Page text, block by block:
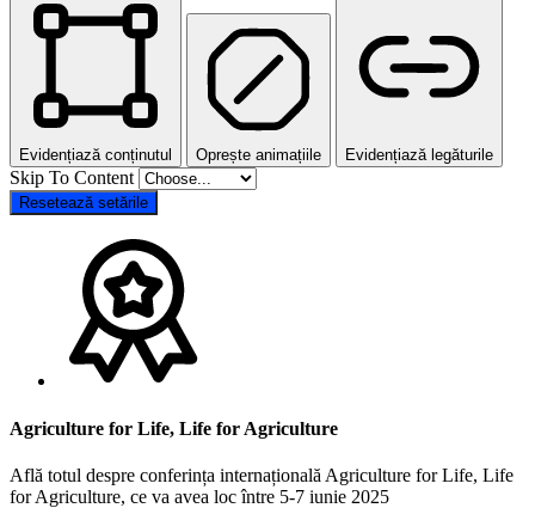
Evidențiază conținutul Oprește animațiile Evidențiază legăturile
Skip To Content
Resetează setările
Agriculture for Life, Life for Agriculture
Află totul despre conferința internațională Agriculture for Life, Life
for Agriculture, ce va avea loc între 5-7 iunie 2025